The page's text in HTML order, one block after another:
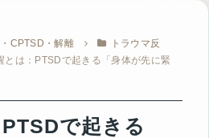
・CPTSD・解離
トラウマ反
とは：PTSDで起きる「身体が先に緊
で起きる